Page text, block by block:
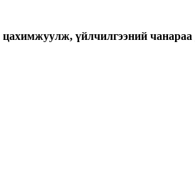
үйлчилгээний